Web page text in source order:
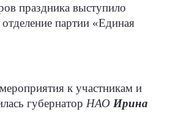
праздника выступило
партии «Единая
к участникам и
губернатор НАО Ирина